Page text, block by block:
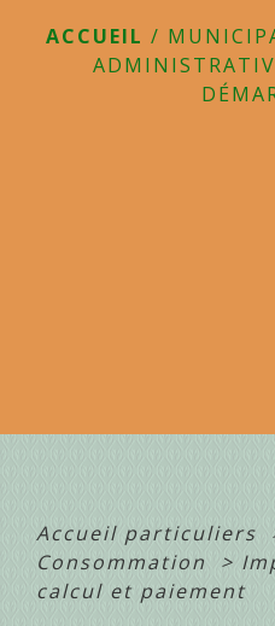
ACCUEIL /
Accueil particuliers
Consommation
>
calcul et paiement